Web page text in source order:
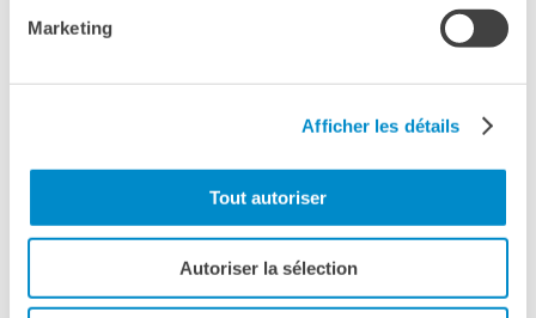
Marketing
Afficher les détails
Tout autoriser
Autoriser la sélection
danza africana, finché giunge in Francia e collabora con
Mathilde Monnier. L’incontro tra la sua tradizione d’origine e i
Mouvements perpétuels. Quest’ultima creazione, nata dagli
dal reale per tendere verso l’universale invitandoci a una
ampia fatta di movimenti e parole, interpretati sul palco da